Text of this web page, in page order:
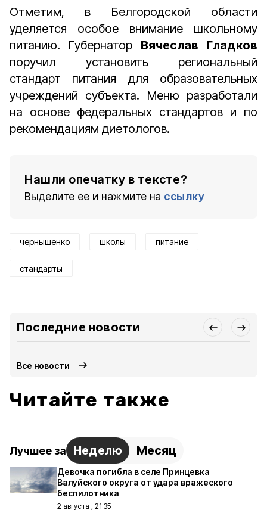
Отметим, в Белгородской области
уделяется особое внимание школьному
питанию. Губернатор Вячеслав Гладков
поручил установить региональный
стандарт питания для образовательных
учреждений субъекта. Меню разработали
на основе федеральных стандартов и по
рекомендациям диетологов.
Нашли опечатку в тексте?
Выделите ее и нажмите на ссылку
чернышенко школы питание
стандарты
Последние новости
Все новости
Читайте также
Лучшее за Неделю Месяц
Девочка погибла в селе Принцевка
Валуйского округа от удара вражеского
беспилотника
2 августа , 21:35